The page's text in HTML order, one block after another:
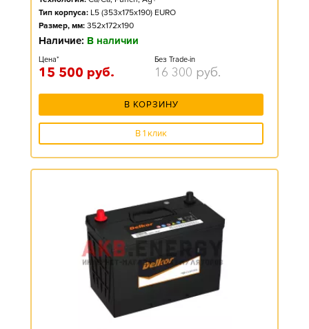
Тип корпуса: L5 (353x175x190) EURO
Размер, мм: 352x172x190
Наличие: В наличии
Цена*
15 500 руб.
Без Trade-in
16 300 руб.
В КОРЗИНУ
В 1 клик